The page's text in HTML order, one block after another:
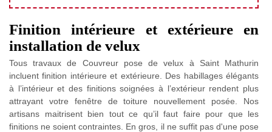
Finition intérieure et extérieure en
installation de velux
Tous travaux de Couvreur pose de velux à Saint Mathurin
incluent finition intérieure et extérieure. Des habillages élégants
à l’intérieur et des finitions soignées à l’extérieur rendent plus
attrayant votre fenêtre de toiture nouvellement posée. Nos
artisans maitrisent bien tout ce qu’il faut faire pour que les
finitions ne soient contraintes. En gros, il ne suffit pas d'une pose